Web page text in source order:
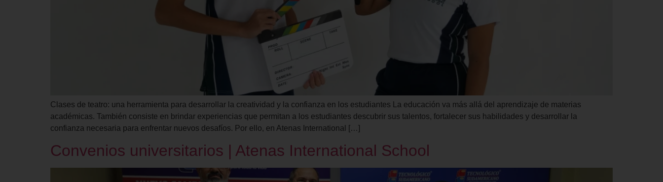
Clases de teatro: una herramienta para desarrollar la creatividad y la confianza en los estudiantes La educación va más allá del aprendizaje de materias
académicas. También consiste en brindar experiencias que permitan a los estudiantes descubrir sus talentos, fortalecer sus habilidades y desarrollar la
confianza necesaria para enfrentar nuevos desafíos. Por ello, en Atenas International […]
Convenios universitarios | Atenas International School